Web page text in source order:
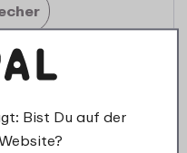
Bist Du auf der